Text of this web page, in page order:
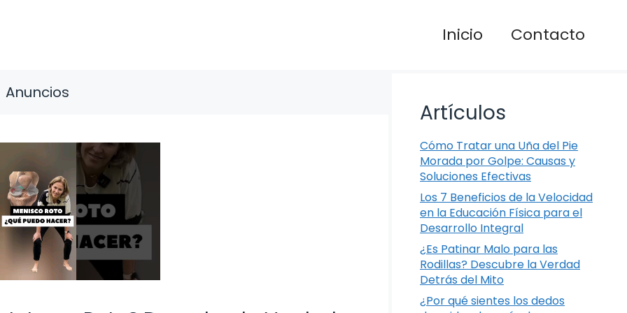
Inicio Contacto
Anuncios
Artículos
Cómo Tratar una Uña del Pie
Morada por Golpe: Causas y
Soluciones Efectivas
Los 7 Beneficios de la Velocidad
en la Educación Física para el
Desarrollo Integral
¿Es Patinar Malo para las
Rodillas? Descubre la Verdad
Detrás del Mito
¿Por qué sientes los dedos